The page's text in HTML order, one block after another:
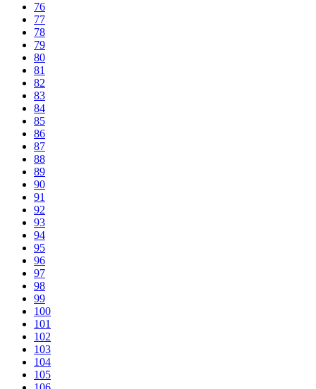
76
77
78
79
80
81
82
83
84
85
86
87
88
89
90
91
92
93
94
95
96
97
98
99
100
101
102
103
104
105